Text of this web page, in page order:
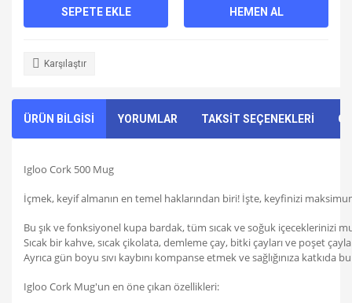
SEPETE EKLE HEMEN AL
Karşılaştır
ÜRÜN BİLGİSİ YORUMLAR TAKSİT SEÇENEKLERİ
Igloo Cork 500 Mug
İçmek, keyif almanın en temel haklarından biri! İşte, keyfinizi
Bu şık ve fonksiyonel kupa bardak, tüm sıcak ve soğuk içeceklerinizi
Sıcak bir kahve, sıcak çikolata, demleme çay, bitki çayları ve poşet
Ayrıca gün boyu sıvı kaybını kompanse etmek ve sağlığınıza
Igloo Cork Mug'un en öne çıkan özellikleri: